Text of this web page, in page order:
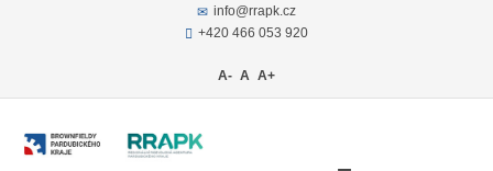
info@rrapk.cz
+420 466 053 920
A- A A+